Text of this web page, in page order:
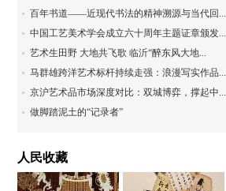
百年书道——近现代书法的精神溯源与当代回...
中国工艺美术学会成立六十周年主题证章颁发...
艺术生田野 大地共飞歌 临沂“醉东风大地...
马群雄跨洋艺术标杆持续走强：浪漫写实作品...
京沪艺术品市场深度对比：双城博弈，撑起中...
做脚踏泥土的“记录者”
人民收藏